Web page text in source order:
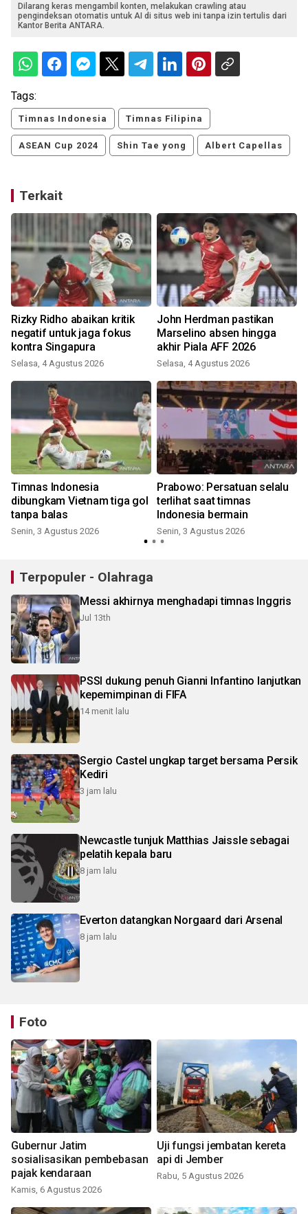
Dilarang keras mengambil konten, melakukan crawling atau
pengindeksan otomatis untuk AI di situs web ini tanpa izin tertulis dari
Kantor Berita ANTARA.
Tags:
Timnas Indonesia Timnas Filipina
ASEAN Cup 2024 Shin Tae yong Albert Capellas
Terkait
Rizky Ridho abaikan kritik
negatif untuk jaga fokus
kontra Singapura
Selasa, 4 Agustus 2026
John Herdman pastikan
Marselino absen hingga
akhir Piala AFF 2026
Selasa, 4 Agustus 2026
Timnas Indonesia
dibungkam Vietnam tiga gol
tanpa balas
Senin, 3 Agustus 2026
Prabowo: Persatuan selalu
terlihat saat timnas
Indonesia bermain
Senin, 3 Agustus 2026
Terpopuler - Olahraga
Messi akhirnya menghadapi timnas Inggris
Jul 13th
PSSI dukung penuh Gianni Infantino lanjutkan
kepemimpinan di FIFA
14 menit lalu
Sergio Castel ungkap target bersama Persik
Kediri
3 jam lalu
Newcastle tunjuk Matthias Jaissle sebagai
pelatih kepala baru
8 jam lalu
Everton datangkan Norgaard dari Arsenal
8 jam lalu
Foto
Gubernur Jatim
sosialisasikan pembebasan
pajak kendaraan
Kamis, 6 Agustus 2026
Uji fungsi jembatan kereta
api di Jember
Rabu, 5 Agustus 2026